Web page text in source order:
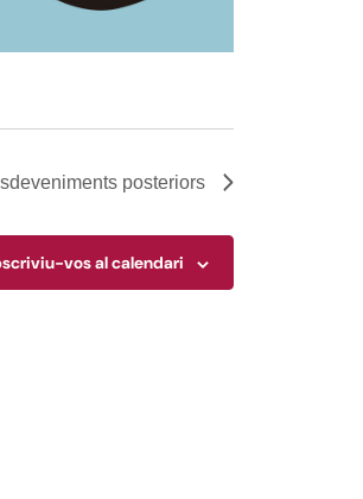
posteriors
vos al calendari